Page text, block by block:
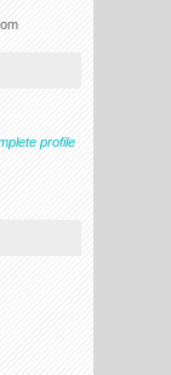
profile